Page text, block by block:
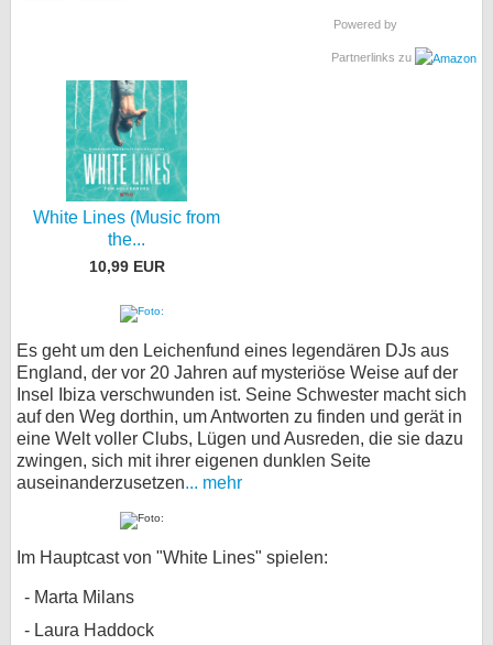
Powered by
Partnerlinks zu
White Lines (Music from
the...
10,99 EUR
Es geht um den Leichenfund eines legendären DJs aus
England, der vor 20 Jahren auf mysteriöse Weise auf der
Insel Ibiza verschwunden ist. Seine Schwester macht sich
auf den Weg dorthin, um Antworten zu finden und gerät in
eine Welt voller Clubs, Lügen und Ausreden, die sie dazu
zwingen, sich mit ihrer eigenen dunklen Seite
auseinanderzusetzen... mehr
Im Hauptcast von "White Lines" spielen:
Marta Milans
Laura Haddock